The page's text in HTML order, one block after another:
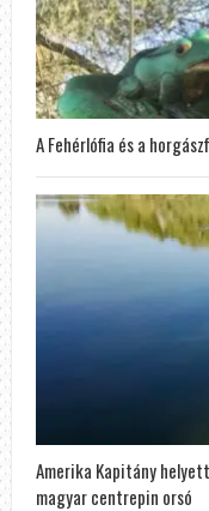
A Fehérlófia és a
Amerika Kapitány
magyar centrepin orsó